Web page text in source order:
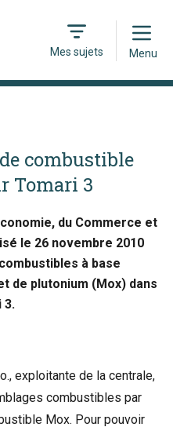
Mes sujets
Open
Menu
combustible
Tomari 3
du Commerce et
le 26 novembre 2010
à base
de plutonium (Mox) dans
3.
exploitante de la centrale,
combustibles par
Mox. Pour pouvoir